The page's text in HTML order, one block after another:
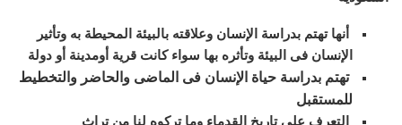
أنها تهتم بدراسة الإنسان وعلاقته بالبيئة المحيطة به وتأثير
الإنسان فى البيئة وتأثره بها سواء كانت قرية أومدينة أو دولة
تهتم بدراسة حياة الإنسان فى الماضى والحاضر والتخطيط
للمستقبل
التعرف على تاريخ القدماء وما تركوه لنا من تراث